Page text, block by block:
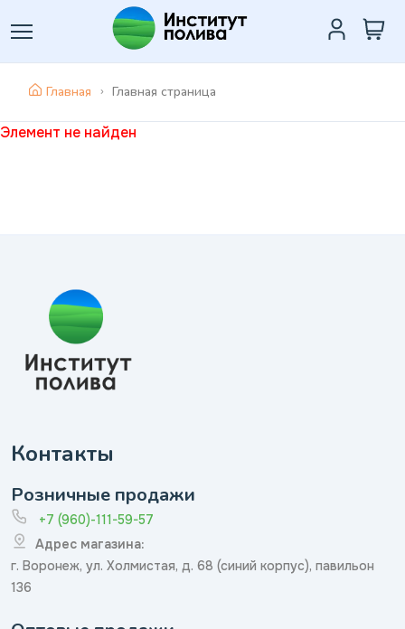
Главная Главная страница
Элемент не найден
Контакты
Розничные продажи
+7 (960)-111-59-57
Адрес магазина:
г. Воронеж, ул. Холмистая, д. 68 (синий корпус), павильон
136